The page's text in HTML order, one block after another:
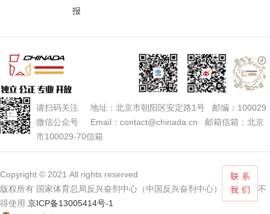
报
请扫码关注 地址：北京市朝阳区安定路1号 邮编：100029
微信公众号 Email：contact@chinada.cn 邮箱信箱：北京
市100029-70信箱
Copyright © 2021 All rights reserved
版权所有 国家体育总局反兴奋剂中心（中国反兴奋剂中心） 未经授权不
得使用 京ICP备13005414号-1